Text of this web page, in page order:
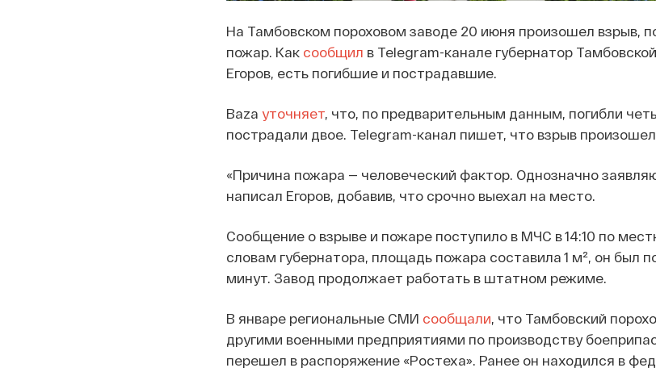
На Тамбовском пороховом заводе 20 июня произошел взрыв,
пожар. Как сообщил в Telegram-канале губернатор
Егоров, есть погибшие и пострадавшие.
Baza уточняет, что, по предварительным данным, погибли
пострадали двое. Telegram-канал пишет, что взрыв
«Причина пожара — человеческий фактор. Однозначно
написал Егоров, добавив, что срочно выехал на место.
Сообщение о взрыве и пожаре поступило в МЧС в 14:10 по
словам губернатора, площадь пожара составила 1 м², он был
минут. Завод продолжает работать в штатном режиме.
В январе региональные СМИ сообщали, что Тамбовский
другими военными предприятиями по производству
перешел в распоряжение «Ростеха». Ранее он находился в